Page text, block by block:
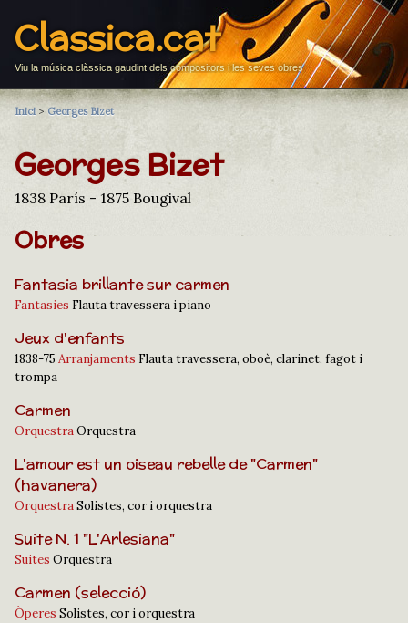
Classica.cat
Viu la música clàssica gaudint dels compositors i les seves obres
Inici > Georges Bizet
Georges Bizet
1838 París - 1875 Bougival
Obres
Fantasia brillante sur carmen
Fantasies Flauta travessera i piano
Jeux d'enfants
1838-75 Arranjaments Flauta travessera, oboè, clarinet, fagot i
trompa
Carmen
OrquestraOrquestra
L'amour est un oiseau rebelle de "Carmen"
(havanera)
OrquestraSolistes, cor i orquestra
Suite N. 1 "L'Arlesiana"
Suites Orquestra
Carmen (selecció)
Òperes Solistes, cor i orquestra